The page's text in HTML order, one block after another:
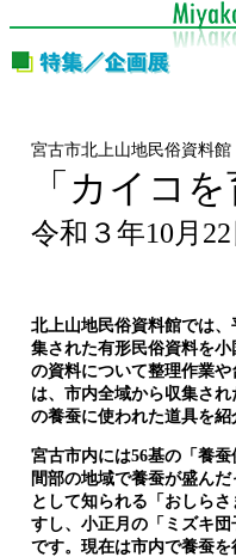
宮古市北上山地民俗資料
「カイコ
令和３年10月
北上山地民俗資料館では
集された有形民俗資料を
の資料について整理作業
は、市内全域から収集さ
の養蚕に使われた道具を紹
宮古市内には56基の「養
間部の地域で養蚕が盛ん
として知られる「おしら
すし、小正月の「ミズキ
です。現在は市内で養蚕